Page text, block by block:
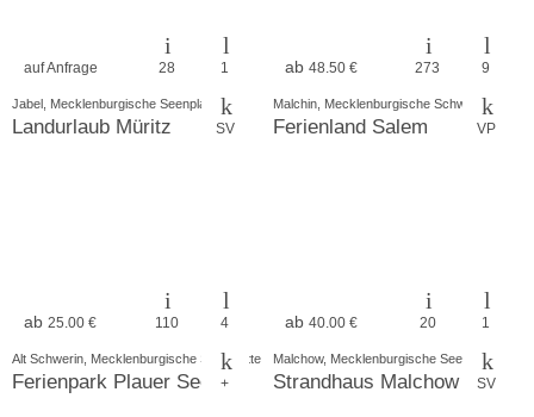
auf Anfrage 28 1
SV
Jabel, Mecklenburgische Seenplatte
Landurlaub Müritz
ab 48.50 € 273 9
VP
Malchin, Mecklenburgische Schweiz
Ferienland Salem
ab 25.00 € 110 4
+
Alt Schwerin, Mecklenburgische Seenplatte
Ferienpark Plauer See
ab 40.00 € 20 1
SV
Malchow, Mecklenburgische Seenplatte
Strandhaus Malchow